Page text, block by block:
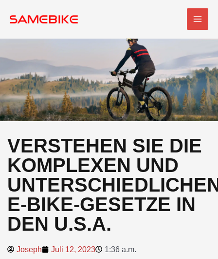
Inhalt
VERSTEHEN SIE DIE
KOMPLEXEN UND
E-BIKE-GESETZE IN
DEN U.S.A.
Joseph Juli 12, 2023 1:36 a.m.